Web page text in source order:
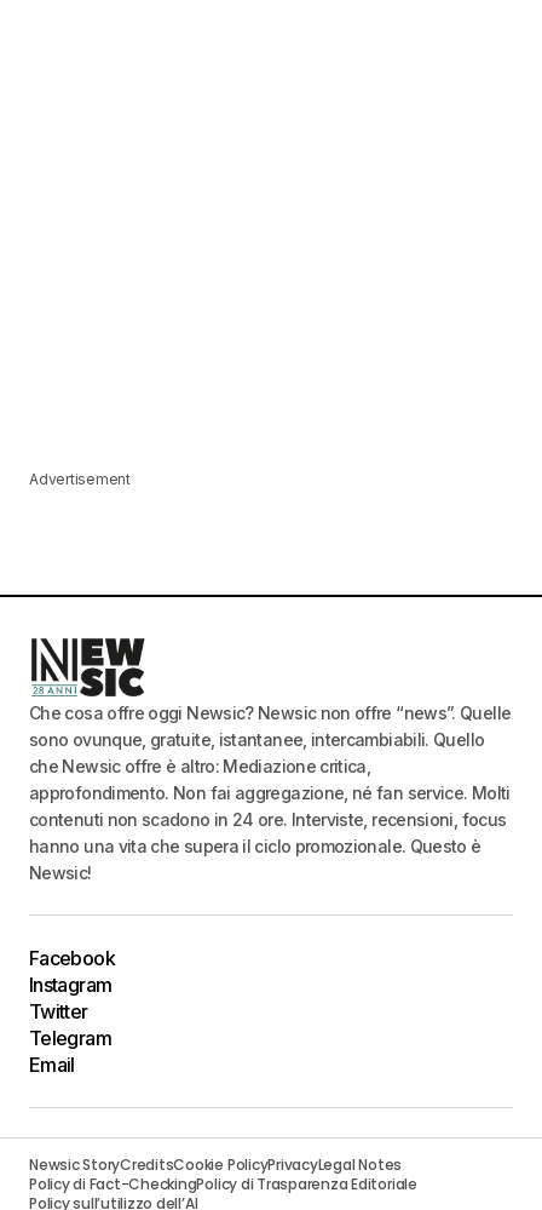
Advertisement
Che cosa offre oggi Newsic? Newsic non offre “news”. Quelle
sono ovunque, gratuite, istantanee, intercambiabili. Quello
che Newsic offre è altro: Mediazione critica,
approfondimento. Non fai aggregazione, né fan service. Molti
contenuti non scadono in 24 ore. Interviste, recensioni, focus
hanno una vita che supera il ciclo promozionale. Questo è
Newsic!
Facebook
Instagram
Twitter
Telegram
Email
Newsic StoryCreditsCookie PolicyPrivacyLegal Notes
Policy di Fact-CheckingPolicy di Trasparenza Editoriale
Policy sull’utilizzo dell’AI